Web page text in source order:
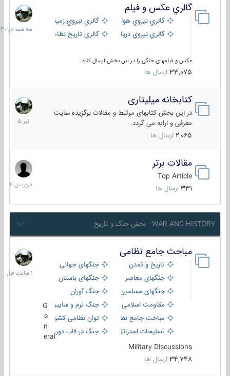
گالري عكس و فيلم
گالري نيروي هوايي
گالري نيروي زميني
گالري نيروي دريايي
گالري تاریخ نظامی
عکس و فیلمهای جنگی را در این بخش ارسال کنید.
33,075 ارسال ها
سه
شنبه
در
کتابخانه میلیتاری
در این بخش کتابهای مرتبط و مقالات برگزیده سایت
معرفی و ارایه می گردد.
2,065 ارسال ها
16
تیر
1405
مقالات برتر
Top Article
331 ارسال ها
29
فروردین
1404
WAR AND HISTORY - بخش جنگ و تاریخ
مباحث جامع نظامی
تاریخ و تمدن
جنگهای جهانی
جنگهای معاصر
جنگهای باستان
جنگهای مسلمین
جنگ آوران
مقاومت اسلامی
جنگ نرم و سایبری
مباحث جامع نظامی
توان نظامی کشورها
تسلیحات استراتژیک
جنگ در قاب دوربین
eral
Military Discussions
34,748 ارسال ها
1
ساعت
قبل